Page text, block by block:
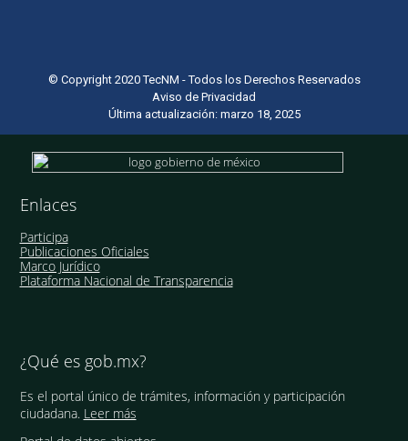
© Copyright 2020 TecNM - Todos los Derechos Reservados
Aviso de Privacidad
Última actualización: marzo 18, 2025
Enlaces
Participa
Publicaciones Oficiales
Marco Jurídico
Plataforma Nacional de Transparencia
¿Qué es gob.mx?
Es el portal único de trámites, información y participación
ciudadana. Leer más